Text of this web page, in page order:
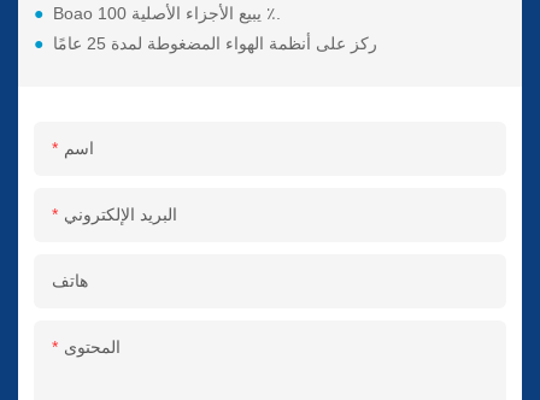
●
Boao يبيع الأجزاء الأصلية 100 ٪.
●
ركز على أنظمة الهواء المضغوطة لمدة 25 عامًا
اسم
البريد الإلكتروني
هاتف
المحتوى